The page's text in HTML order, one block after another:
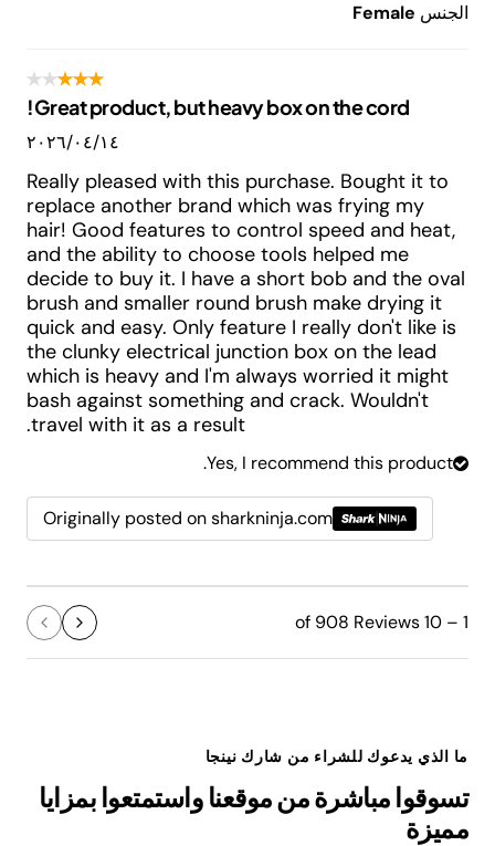
الجنس Female
Great product, but heavy box on the cord!
١٤‏/٠٤‏/٢٠٢٦
Really pleased with this purchase. Bought it to
replace another brand which was frying my
hair! Good features to control speed and heat,
and the ability to choose tools helped me
decide to buy it. I have a short bob and the oval
brush and smaller round brush make drying it
quick and easy. Only feature I really don't like is
the clunky electrical junction box on the lead
which is heavy and I'm always worried it might
bash against something and crack. Wouldn't
travel with it as a result.
Yes, I recommend this product.
Originally posted on sharkninja.com
1 – 10 of 908 Reviews
ما الذي يدعوك للشراء من شارك نينجا
تسوقوا مباشرة من موقعنا واستمتعوا بمزايا
مميزة